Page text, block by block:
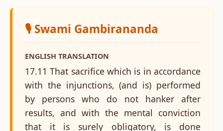
🎙️ Swami Gambirananda
ENGLISH TRANSLATION
17.11 That sacrifice which is in accordance
with the injunctions, (and is) performed
by persons who do not hanker after
results, and with the mental conviction
that it is surely obligatory, is done